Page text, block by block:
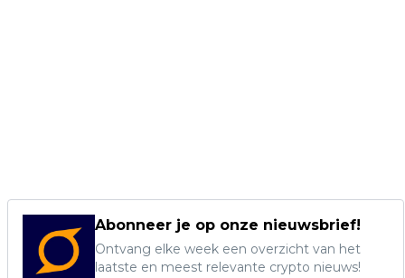
Abonneer je op onze nieuwsbrief!
Ontvang elke week een overzicht van het
laatste en meest relevante crypto nieuws!